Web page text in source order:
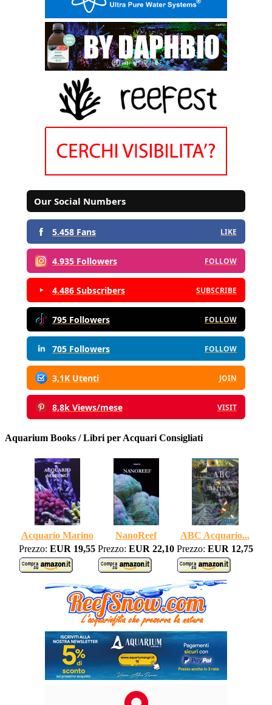
Our Social Numbers
5.458 Fans LIKE
4.935 Followers FOLLOW
4.486 Subscribers SUBSCRIBE
795 Followers FOLLOW
705 Followers FOLLOW
3,1K Utenti JOIN
8,8k Views/mese VISIT
Aquarium Books / Libri per Acquari Consigliati
Acquario Marino NanoReef
ABC Acquario...
Prezzo: EUR 19,55 Prezzo: EUR 22,10 Prezzo: EUR 12,75